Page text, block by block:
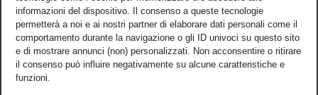
informazioni del dispositivo. Il consenso a queste tecnologie
permetterà a noi e ai nostri partner di elaborare dati personali come il
comportamento durante la navigazione o gli ID univoci su questo sito
e di mostrare annunci (non) personalizzati. Non acconsentire o ritirare
il consenso può influire negativamente su alcune caratteristiche e
funzioni.